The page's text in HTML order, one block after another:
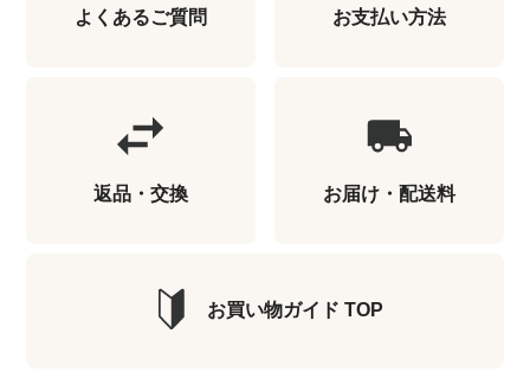
よくあるご質問 お支払い方法
返品・交換 お届け・配送料
お買い物ガイド TOP